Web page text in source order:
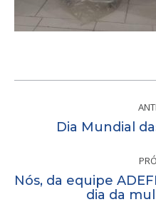
post:Dia Mundial
Nós, da equipe
dia da